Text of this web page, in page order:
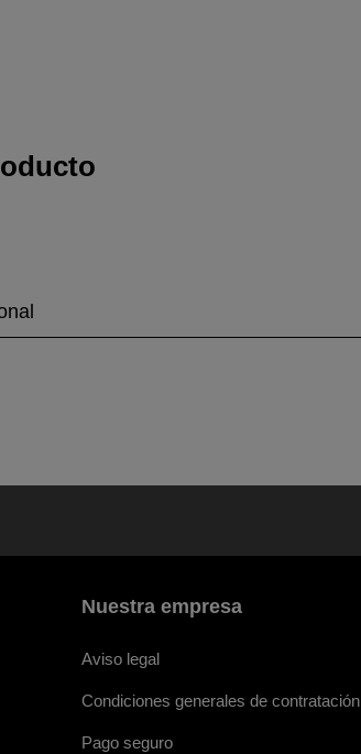
Nuestra empresa
Aviso legal
Condiciones generales de contratación
Pago seguro